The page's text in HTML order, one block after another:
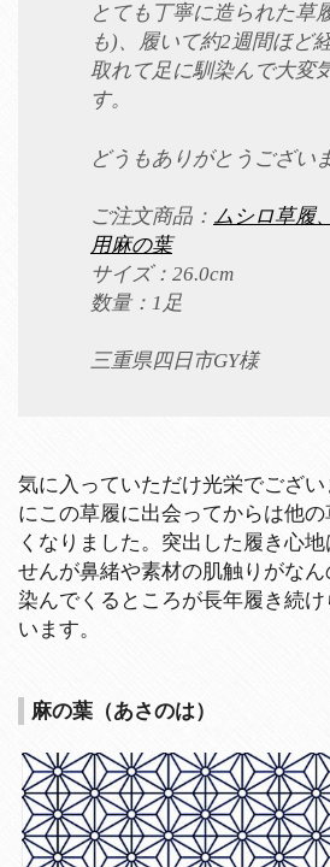
とても丁寧に造られた草
も)、履いて約2週間ほど
取れて足に馴染んで大変
す。
どうもありがとうござい
ご注文商品： ムシロ草履
用麻の葉
サイズ：26.0cm
数量：1足
三重県四日市GY様
気に入っていただけ光栄でござ
にこの草履に出会ってからは他
くなりました。突出した履き心
せんが鼻緒や素材の肌触りがな
染んでくるところが長年履き続
います。
麻の葉（あさのは）